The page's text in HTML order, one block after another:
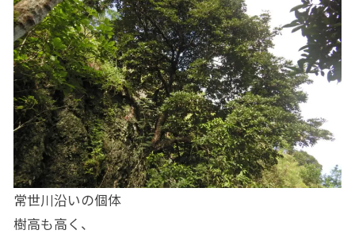
常世川沿いの個体
樹高も高く、